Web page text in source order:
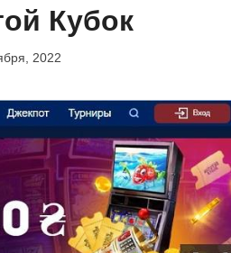
Кубок
2022